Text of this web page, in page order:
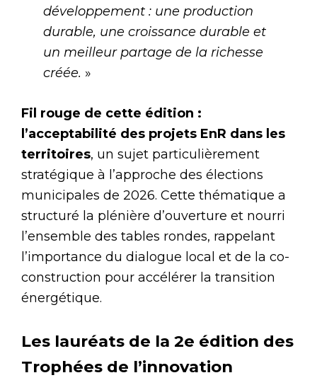
développement : une production
durable, une croissance durable et
un meilleur partage de la richesse
créée. »
Fil rouge de cette édition :
l’acceptabilité des projets EnR dans les
territoires, un sujet particulièrement
stratégique à l’approche des élections
municipales de 2026. Cette thématique a
structuré la plénière d’ouverture et nourri
l’ensemble des tables rondes, rappelant
l’importance du dialogue local et de la co-
construction pour accélérer la transition
énergétique.
Les lauréats de la 2e édition des
Trophées de l’innovation